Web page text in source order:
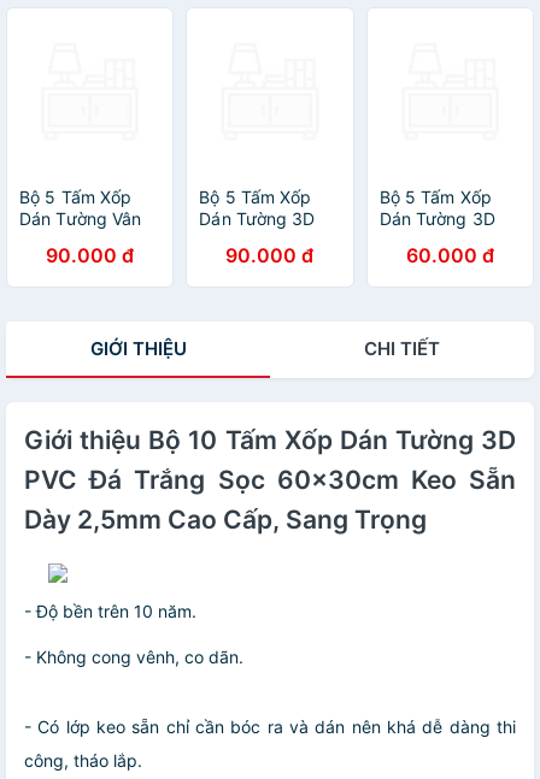
2,5mm Cao Cấp,
Sang Trọng
Bộ 5 Tấm Xốp
Dán Tường Vân
Chống Va Đập,
Bền Đẹp, Sang
90.000 đ
Bộ 5 Tấm Xốp
Dán Tường 3D
Đẹp, Sang Trọng
90.000 đ
Bộ 5 Tấm Xốp
Dán Tường 3D
Vân 60x30cm
Keo Sẵn Dày
60.000 đ
GIỚI THIỆU CHI TIẾT
Giới thiệu Bộ 10 Tấm Xốp Dán Tường 3D
PVC Đá Trắng Sọc 60x30cm Keo Sẵn
Dày 2,5mm Cao Cấp, Sang Trọng
- Độ bền trên 10 năm.
- Không cong vênh, co dãn.
- Có lớp keo sẵn chỉ cần bóc ra và dán nên khá dễ dàng thi
công, tháo lắp.